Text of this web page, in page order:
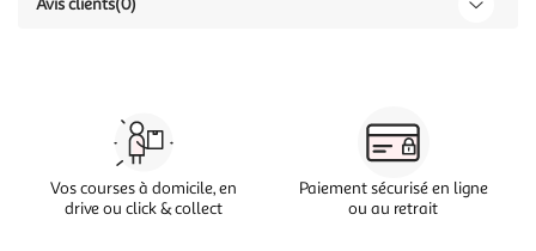
Avis clients(0)
Vos courses à domicile, en
drive ou click & collect
Paiement sécurisé en ligne
ou au retrait